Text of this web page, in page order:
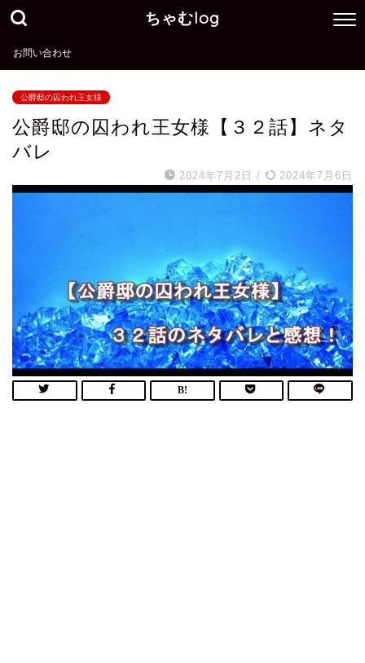
ちゃむlog
お問い合わせ
公爵邸の囚われ王女様
公爵邸の囚われ王女様【３２話】ネタ
バレ
2024年7月2日 / 2024年7月6日